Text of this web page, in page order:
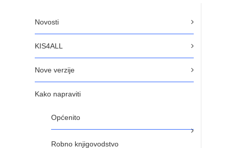
Novosti
KIS4ALL
Nove verzije
Kako napraviti
Općenito
Robno knjigovodstvo